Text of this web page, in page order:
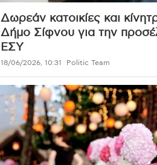
Δωρεάν κατοικίες και
Δήμο Σίφνου για την
ΕΣΥ
18/06/2026, 10:31 Politic Team